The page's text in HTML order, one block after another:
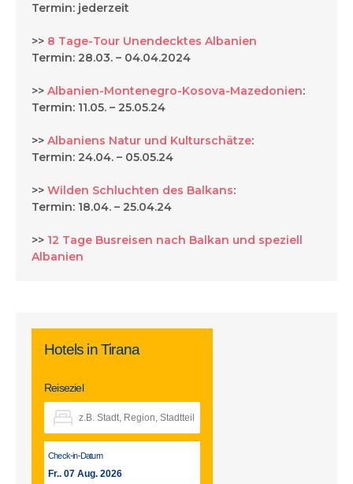
Termin: jederzeit
>> 8 Tage-Tour Unendecktes Albanien
Termin: 28.03. – 04.04.2024
>> Albanien-Montenegro-Kosova-Mazedonien:
Termin: 11.05. – 25.05.24
>> Albaniens Natur und Kulturschätze:
Termin: 24.04. – 05.05.24
>> Wilden Schluchten des Balkans:
Termin: 18.04. – 25.04.24
>> 12 Tage Busreisen nach Balkan und speziell
Albanien
Hotels in Tirana
Reiseziel
Check-in-Datum
Fr.. 07 Aug. 2026